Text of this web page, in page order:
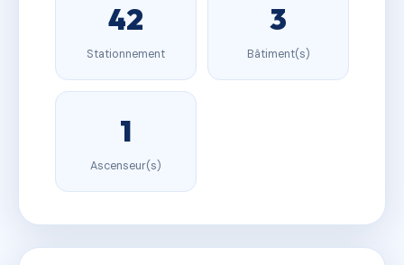
42
Stationnement
3
Bâtiment(s)
1
Ascenseur(s)